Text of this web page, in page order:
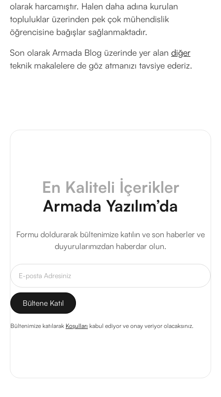
olarak harcamıştır. Halen daha adına kurulan
topluluklar üzerinden pek çok mühendislik
öğrencisine bağışlar sağlanmaktadır.
Son olarak Armada Blog üzerinde yer alan diğer
teknik makalelere de göz atmanızı tavsiye ederiz.
En Kaliteli İçerikler
Armada Yazılım’da
Formu doldurarak bültenimize katılın ve son haberler ve
duyurularımızdan haberdar olun.
Bültenimize katılarak Koşulları kabul ediyor ve onay veriyor olacaksınız.